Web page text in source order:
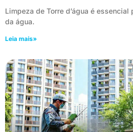
Limpeza de Torre d’água é
da água.
Leia mais»